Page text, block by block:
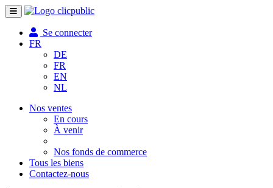
Toggle
navigation
Se connecter
FR
DE
FR
EN
NL
Nos ventes
En cours
À venir
Nos fonds de commerce
Tous les biens
Contactez-nous